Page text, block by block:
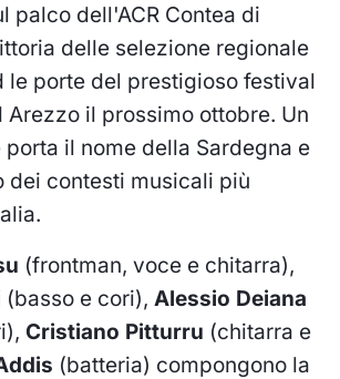
palco dell'ACR Contea di
delle selezione regionale
le porte del prestigioso festival
Arezzo il prossimo ottobre. Un
il nome della Sardegna e
dei contesti musicali più
(frontman, voce e chitarra),
(basso e cori), Alessio Deiana
Cristiano Pitturru (chitarra e
(batteria) compongono la